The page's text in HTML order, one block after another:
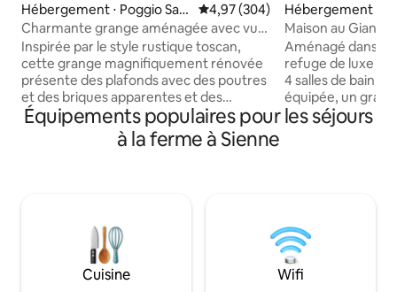
Hébergement ⋅ Poggio San
Marco
Évaluation moyenne sur la
4,97 (304)
Charmante grange aménagée avec vue
sur les collines du Chianti
Inspirée par le style rustique toscan,
cette grange magnifiquement rénovée
présente des plafonds avec des poutres
et des briques apparentes et des
touches réfléchies pour un décor
élégant et confortable. Du hamac
relaxant et du barbecue en pierre dans
imprenable sur les collines du Chianti, à
mi-chemin entre Florence, Arezzo et
Sienne, la grange est une base idéale
pour visiter la Toscane. Le logement
Hébergement ⋅
Maison au Gianni
Aménagé dans
refuge de luxe
4 salles de bain,
équipée, un
privatif avec
avec canapés,
promet des
étoiles, entre
dîners en plein
inoubliable vous
Équipements populaires pour les séjours
à la ferme à Sienne
Cuisine Wifi